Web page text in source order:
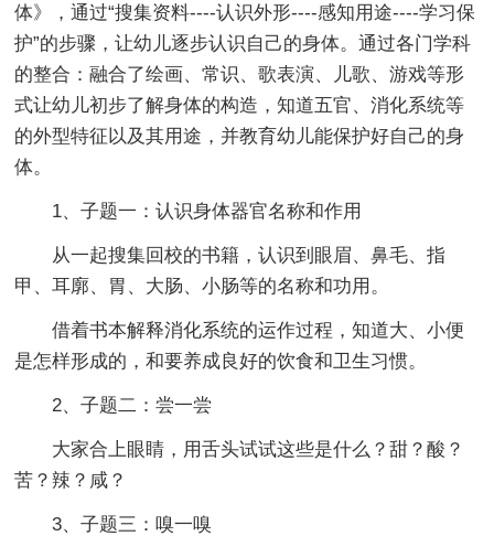
体》，通过“搜集资料----认识外形----感知用途----学习保
护”的步骤，让幼儿逐步认识自己的身体。通过各门学科
的整合：融合了绘画、常识、歌表演、儿歌、游戏等形
式让幼儿初步了解身体的构造，知道五官、消化系统等
的外型特征以及其用途，并教育幼儿能保护好自己的身
体。
1、子题一：认识身体器官名称和作用
从一起搜集回校的书籍，认识到眼眉、鼻毛、指
甲、耳廓、胃、大肠、小肠等的名称和功用。
借着书本解释消化系统的运作过程，知道大、小便
是怎样形成的，和要养成良好的饮食和卫生习惯。
2、子题二：尝一尝
大家合上眼睛，用舌头试试这些是什么？甜？酸？
苦？辣？咸？
3、子题三：嗅一嗅